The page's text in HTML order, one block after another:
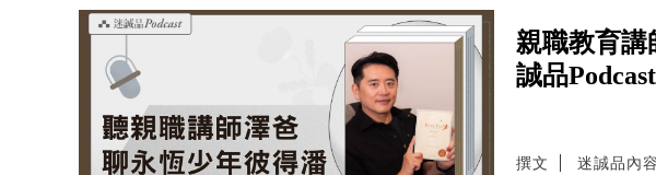
親職教育講
誠品Podcast
撰文 迷誠品內